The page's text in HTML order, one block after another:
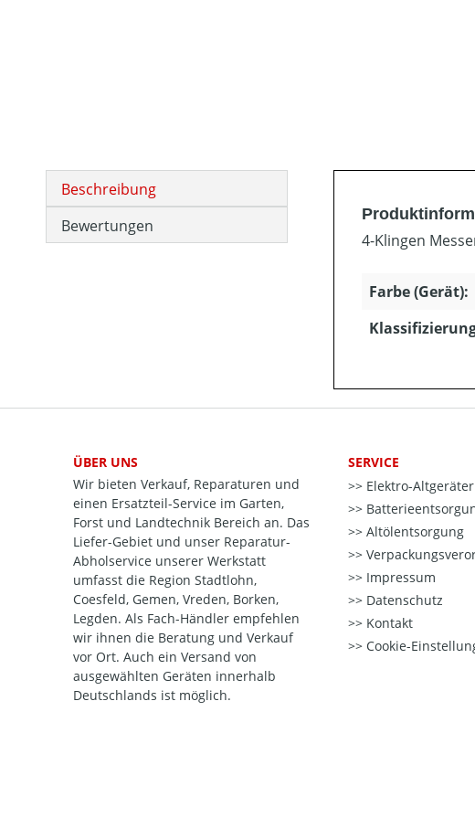
Beschreibung
Bewertungen
4-Klingen
Farbe (Gerät):
ÜBER UNS
Wir bieten Verkauf, Reparaturen und
einen Ersatzteil-Service im Garten,
Forst und Landtechnik Bereich an. Das
Liefer-Gebiet und unser Reparatur-
Abholservice unserer Werkstatt
umfasst die Region Stadtlohn,
Coesfeld, Gemen, Vreden, Borken,
Legden. Als Fach-Händler empfehlen
wir ihnen die Beratung und Verkauf
vor Ort. Auch ein Versand von
ausgewählten Geräten innerhalb
Deutschlands ist möglich.
SERVICE
Elektro-
Altölentsorgung
Impressum
Datenschutz
Kontakt
Cookie-